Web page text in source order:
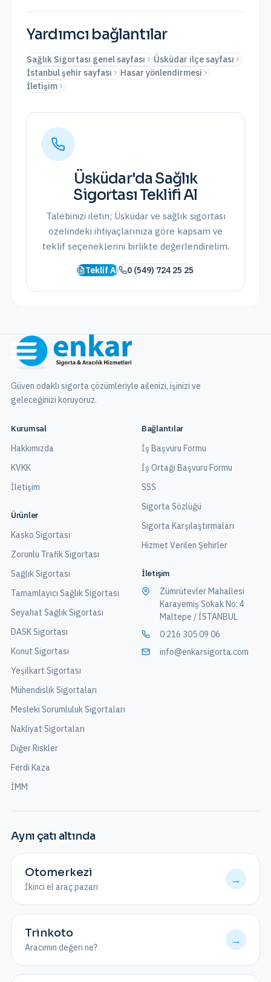
Yardımcı bağlantılar
Sağlık Sigortası genel sayfası
Üsküdar ilçe sayfası
İstanbul şehir sayfası
Hasar yönlendirmesi
İletişim
Üsküdar'da Sağlık
Sigortası Teklifi Al
Talebinizi iletin; Üsküdarve sağlık sigortası
özelindeki ihtiyaçlarınıza göre kapsam ve
teklif seçeneklerini birlikte değerlendirelim.
Teklif Al 0 (549) 724 25 25
Güven odaklı sigorta çözümleriyle ailenizi, işinizi ve
geleceğinizi koruyoruz.
Kurumsal
Hakkımızda
KVKK
İletişim
Ürünler
Kasko Sigortası
Zorunlu Trafik Sigortası
Sağlık Sigortası
Tamamlayıcı Sağlık Sigortası
Seyahat Sağlık Sigortası
DASK Sigortası
Konut Sigortası
Yeşilkart Sigortası
Mühendislik Sigortaları
Mesleki Sorumluluk Sigortaları
Nakliyat Sigortaları
Diğer Riskler
Ferdi Kaza
İMM
Bağlantılar
İş Başvuru Formu
İş Ortağı Başvuru Formu
SSS
Sigorta Sözlüğü
Sigorta Karşılaştırmaları
Hizmet Verilen Şehirler
İletişim
Zümrütevler Mahallesi
Karayemiş Sokak No: 4
Maltepe / İSTANBUL
0 216 305 09 06
info@enkarsigorta.com
Aynı çatı altında
Otomerkezi
İkinci el araç pazarı
→
Trinkoto
Aracımın değeri ne?
→